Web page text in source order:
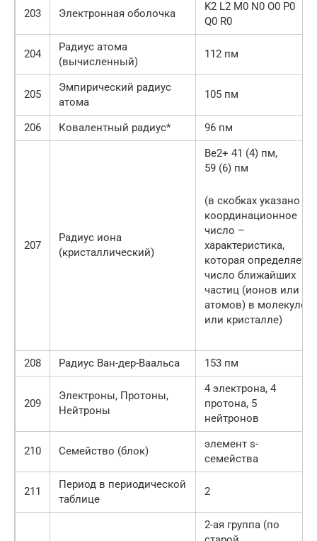
203 Электронная оболочка
K2 L2 M0 N0 O0 P0
Q0 R0
204
Радиус атома
(вычисленный)
112 пм
205
Эмпирический радиус
атома
105 пм
206 Ковалентный радиус* 96 пм
207
Радиус иона
(кристаллический)
Be2+ 41 (4) пм,
59 (6) пм
(в скобках указано
координационное
число –
характеристика,
которая определяет
число ближайших
частиц (ионов или
атомов) в молекуле
или кристалле)
208 Радиус Ван-дер-Ваальса 153 пм
209
Электроны, Протоны,
Нейтроны
4 электрона, 4
протона, 5
нейтронов
210 Семейство (блок)
элемент s-
семейства
211
Период в периодической
таблице
2
2-ая группа (по